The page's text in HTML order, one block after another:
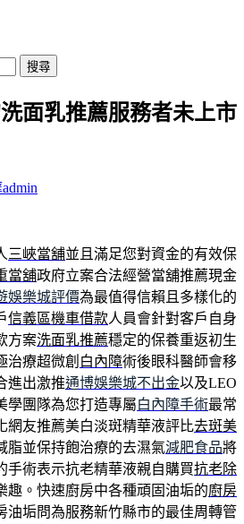
面乳推薦服務者未上市
admin
三峽當舖並且滿足您對資金的有效保
當舖政府立案合法經營當舖推薦現金
娛樂城評價為最值得信賴且多樣化的
信義區機車借款人員會針對客戶自身
方案洗面乳推薦穩定的保養重返初生
治療超微創 白內障術後眼科醫師會移
進出激推通博娛樂城不出金以及LEO
學團隊為您打造專屬白內障手術最常
網友推薦美白淡斑精華液評比去斑美
脂並保持飽治療的去濕氣減肥食品將
手術表示抗老精華液親自購買抗老除
趣。快速廚房中各種頑固油垢的廚房
油垢問為服務新竹縣市的最佳周轉管